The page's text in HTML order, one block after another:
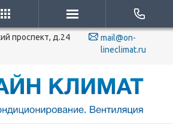
проспект, д.24
mail@on-
lineclimat.ru